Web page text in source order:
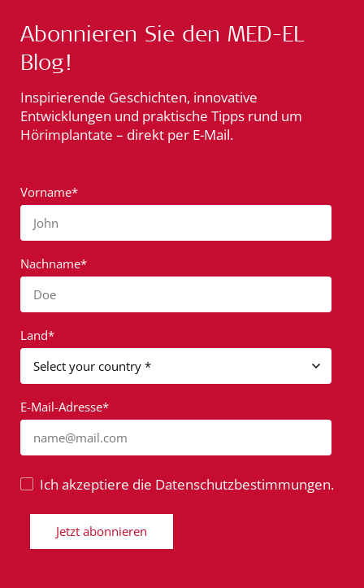
Abonnieren Sie den MED-EL
Blog!
Inspirierende Geschichten, innovative
Entwicklungen und praktische Tipps rund um
Hörimplantate – direkt per E-Mail.
Vorname*
John
Nachname*
Doe
Land*
E-Mail-Adresse*
name@mail.com
Ich akzeptiere die Datenschutzbestimmungen.
Jetzt abonnieren